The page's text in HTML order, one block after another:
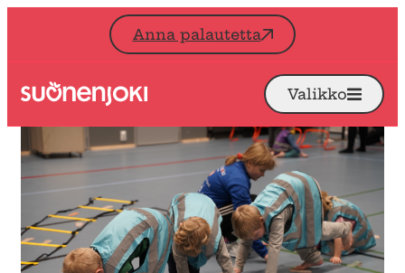
Siirry sisältöön
Anna palautetta
Etusivu Avaa
Valikko